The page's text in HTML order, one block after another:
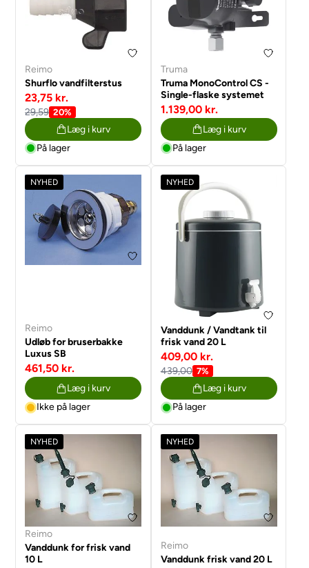
Reimo
Shurflo vandfilterstus
23,75 kr.
29,59 20%
Læg i kurv
På lager
Truma
Truma MonoControl CS -
Single-flaske systemet
1.139,00 kr.
Læg i kurv
På lager
NYHED
Reimo
Udløb for bruserbakke
Luxus SB
461,50 kr.
Læg i kurv
Ikke på lager
NYHED
Vanddunk / Vandtank til
frisk vand 20 L
409,00 kr.
439,00 7%
Læg i kurv
På lager
NYHED
Reimo
Vanddunk for frisk vand
10 L
NYHED
Reimo
Vanddunk frisk vand 20 L